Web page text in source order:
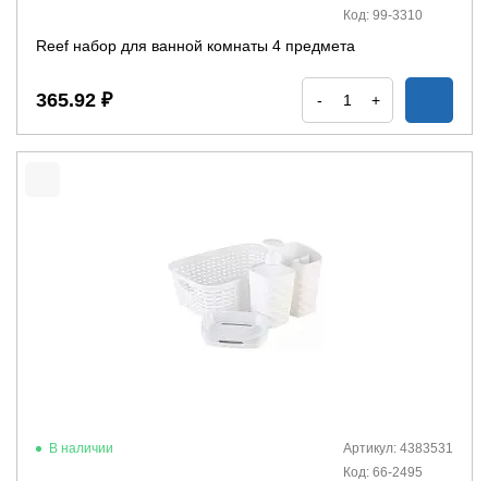
Код: 99-3310
Reef набор для ванной комнаты 4 предмета
365.92 ₽ - +
В наличии
Артикул: 4383531
Код: 66-2495